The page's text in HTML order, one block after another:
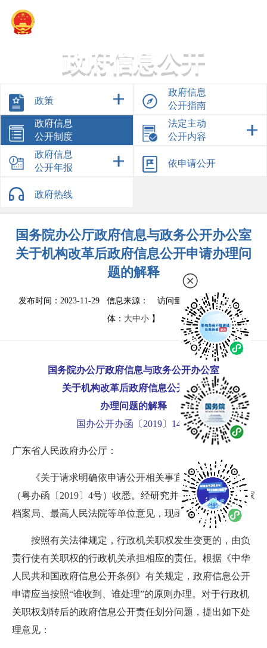
政府信息公开
政策
政府信息
公开指南
政府信息
公开制度
法定主动
公开内容
政府信息
公开年报
依申请公开
政府热线
国务院办公厅政府信息与政务公开办公室
关于机构改革后政府信息公开申请办理问
题的解释
发布时间：2023-11-29 信息来源： 访问量： 1292次
【字
体： 大中小 】
国务院办公厅政府信息与政务公开办公室
关于机构改革后政府信息公开申请
办理问题的解释
国办公开办函〔2019〕14号
广东省人民政府办公厅：
《关于请求明确依申请公开相关事宜处理方式的函》
（粤办函〔2019〕4号）收悉。经研究并征求司法部、国家
档案局、最高人民法院等单位意见，现函复如下：
按照有关法律规定，行政机关职权发生变更的，由负
责行使有关职权的行政机关承担相应的责任。根据《中华
人民共和国政府信息公开条例》有关规定，政府信息公开
申请应当按照“谁收到、谁处理”的原则办理。对于行政机
关职权划转后的政府信息公开责任划分问题，提出如下处
理意见：